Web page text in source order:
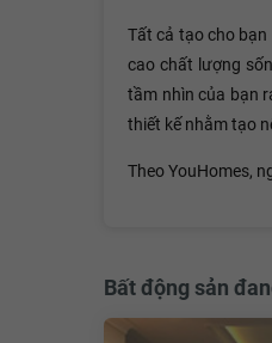
Tất cả tạo cho
cao chất lượng
tầm nhìn của bạn
thiết kế nhằm tạo
Theo YouHomes,
Bất động sản